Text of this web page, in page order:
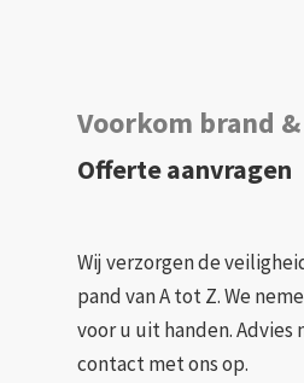
Voorkom brand
Offerte aanvragen
Wij verzorgen de
pand van A tot Z. We
voor u uit handen. Advies
contact met ons op.